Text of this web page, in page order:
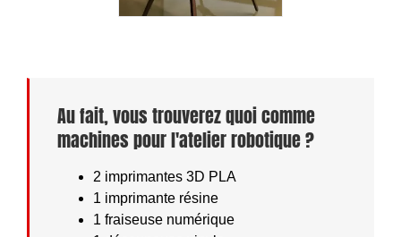
Au fait, vous trouverez quoi comme
machines pour l'atelier robotique ?
2 imprimantes 3D PLA
1 imprimante résine
1 fraiseuse numérique